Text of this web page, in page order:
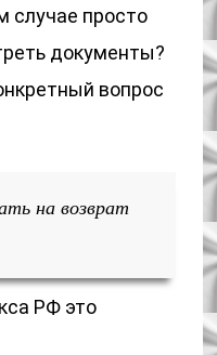
случае просто
документы?
вопрос
на возврат
РФ это